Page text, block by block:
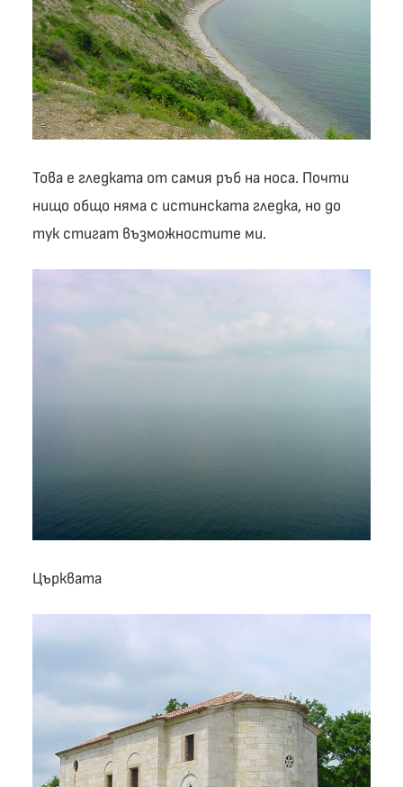
Това е гледката от самия ръб на носа. Почти
нищо общо няма с истинската гледка, но до
тук стигат възможностите ми.
Църквата